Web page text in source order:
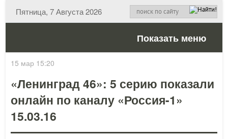
Пятница, 7 Августа 2026
Показать меню
15 мар 15:20
«Ленинград 46»: 5 серию показали
онлайн по каналу «Россия-1»
15.03.16